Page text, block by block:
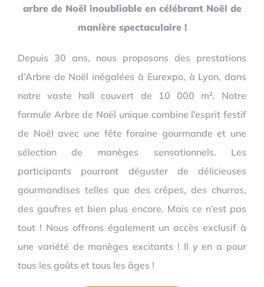
arbre de Noël inoubliable en célébrant Noël de
manière spectaculaire !
Depuis 30 ans, nous proposons des prestations
d’Arbre de Noël inégalées à Eurexpo, à Lyon, dans
notre vaste hall couvert de 10 000 m². Notre
formule Arbre de Noël unique combine l’esprit festif
de Noël avec une fête foraine gourmande et une
sélection de manèges sensationnels. Les
participants pourront déguster de délicieuses
gourmandises telles que des crêpes, des churros,
des gaufres et bien plus encore. Mais ce n’est pas
tout ! Nous offrons également un accès exclusif à
une variété de manèges excitants ! Il y en a pour
tous les goûts et tous les âges !